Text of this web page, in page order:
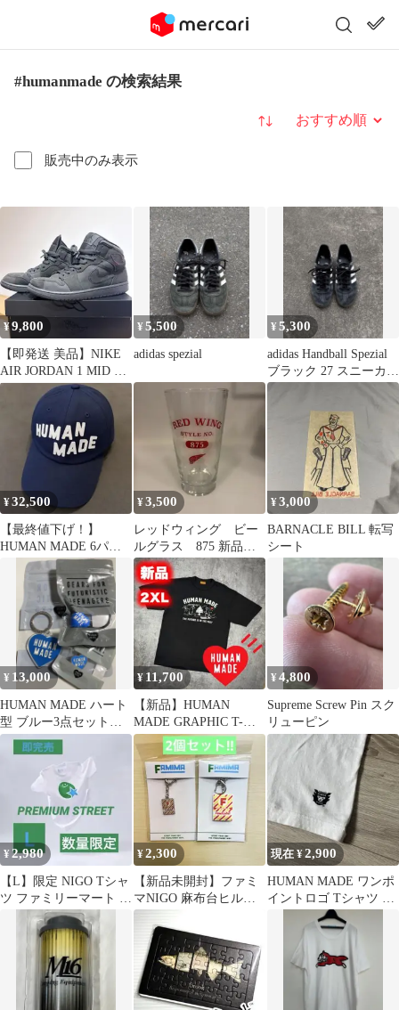
#humanmade の検索結果
販売中のみ表示
並び替え
¥9,800
【即発送 美品】NIKE
AIR JORDAN 1 MID ク
ラフト 27cm
¥5,500
adidas spezial
¥5,300
adidas Handball Spezial
ブラック 27 スニーカー
箱有
¥32,500
【最終値下げ！】
HUMAN MADE 6パネ
ルツイルベースボール
キャップネイビー
¥3,500
レッドウィング ビー
ルグラス 875 新品
マグカップ グラス
①
¥3,000
BARNACLE BILL 転写
シート
¥ 13,000
HUMAN MADE ハート
型 ブルー3点セットア
クキー ピンズ ヘアゴム
¥ 11,700
【新品】HUMAN
MADE GRAPHIC T-
SHIRT BLACK 2XL
¥4,800
Supreme Screw Pin スク
リューピン
¥2,980
【L】限定 NIGO Tシャ
ツ ファミリーマート フ
ァミマ 白 ホワイト
¥2,300
【新品未開封】ファミ
マNIGO 麻布台ヒル
ズ キーホルダー 2個
セット
現在 ¥2,900
HUMAN MADE ワンポ
イントロゴ Tシャツ ホ
ワイト ヒューマンメイ